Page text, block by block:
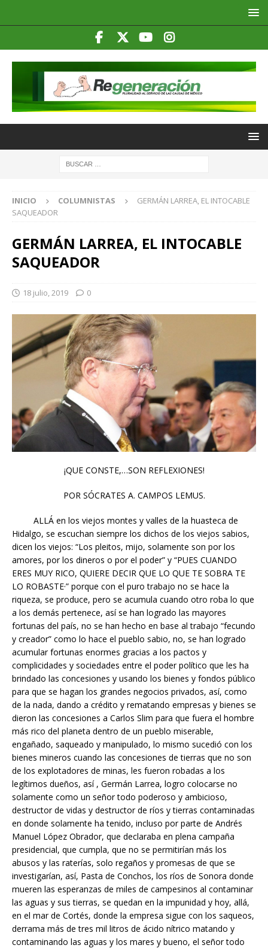
INICIO COLUMNISTAS
GERMÁN LARREA, EL INTOCABLE
SAQUEADOR
GERMÁN LARREA, EL INTOCABLE
SAQUEADOR
18 julio, 2019 0
¡QUE CONSTE,…SON REFLEXIONES!
POR SÓCRATES A. CAMPOS LEMUS.
ALLÁ en los viejos montes y valles de la huasteca de
Hidalgo, se escuchan siempre los dichos de los viejos sabios,
dicen los viejos: “Los pleitos, mijo, solamente son por los
amores, por los dineros o por el poder” y “PUES CUANDO
ERES MUY RICO, QUIERE DECIR QUE LO QUE TE SOBRA TE
LO ROBASTE·” porque con el puro trabajo no se hace la
riqueza, se produce, pero se acumula cuando otro roba lo que
a los demás pertenece, así se han logrado las mayores
fortunas del país, no se han hecho en base al trabajo “fecundo
y creador” como lo hace el pueblo sabio, no, se han logrado
acumular fortunas enormes gracias a los pactos y
complicidades y sociedades entre el poder político que les ha
brindado las concesiones y usando los bienes y fondos público
para que se hagan los grandes negocios privados, así, como
de la nada, dando a crédito y rematando empresas y bienes se
dieron las concesiones a Carlos Slim para que fuera el hombre
más rico del planeta dentro de un pueblo miserable,
engañado, saqueado y manipulado, lo mismo sucedió con los
bienes mineros cuando las concesiones de tierras que no son
de los explotadores de minas, les fueron robadas a los
legítimos dueños, así , Germán Larrea, logro colocarse no
solamente como un señor todo poderoso y ambicioso,
destructor de vidas y destructor de ríos y tierras contaminadas
en donde solamente ha tenido, incluso por parte de Andrés
Manuel López Obrador, que declaraba en plena campaña
presidencial, que cumpla, que no se permitirían más los
abusos y las raterías, solo regaños y promesas de que se
investigarían, así, Pasta de Conchos, los ríos de Sonora donde
mueren las esperanzas de miles de campesinos al contaminar
las aguas y sus tierras, se quedan en la impunidad y hoy, allá,
en el mar de Cortés, donde la empresa sigue con los saqueos,
derrama más de tres mil litros de ácido nítrico matando y
contaminando las aguas y los mares y bueno, el señor todo